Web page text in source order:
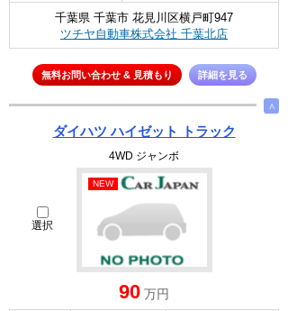
千葉県 千葉市 花見川区横戸町947
ツチヤ自動車株式会社 千葉北店
無料お問い合わせ & 見積もり 詳細を見る
∧
ダイハツ ハイゼット トラック
4WD ジャンボ
選択
NEW
90 万円